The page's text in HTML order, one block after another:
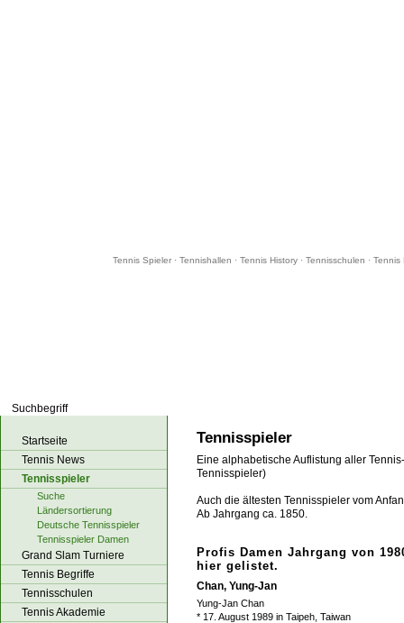
Tennis Spieler· Tennishallen · Tennis History· Tennisschulen · Tennis
Tennisspieler
Eine alphabetische Auflistung aller
Tennisspieler)
Auch die ältesten Tennisspieler vom
Ab Jahrgang ca. 1850.
Profis Damen Jahrgang von
hier gelistet.
Chan, Yung-Jan
Yung-Jan Chan
* 17. August 1989 in Taipeh, Taiwan
Startseite
Tennis News
Tennisspieler
Suche
Ländersortierung
Deutsche Tennisspieler
Tennisspieler Damen
Grand Slam Turniere
Tennis Begriffe
Tennisschulen
Tennis Akademie